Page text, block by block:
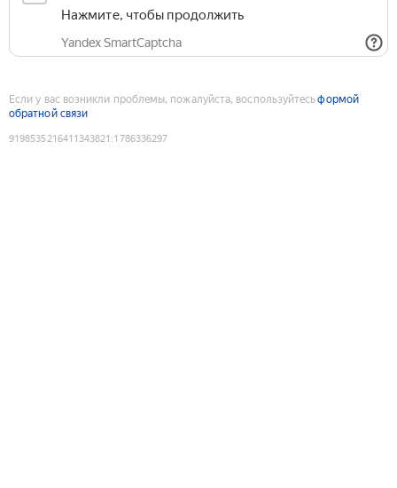
Нажмите, чтобы продолжить
Yandex SmartCaptcha
Если у вас возникли проблемы, пожалуйста, воспользуйтесьформой
обратной связи
9198535216411343821 :1786336297